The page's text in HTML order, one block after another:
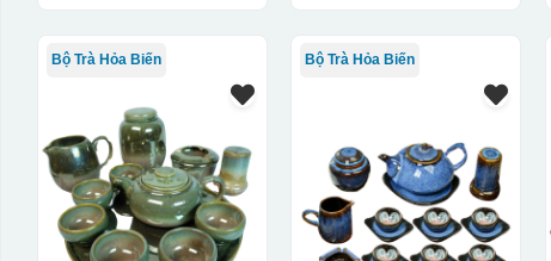
Bộ Trà Hỏa Biến Bộ Trà Hỏa Biến